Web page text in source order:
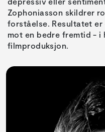
Zophoniasson skildrer
forståelse. Resultatet
mot en bedre fremtid -
filmproduksjon.